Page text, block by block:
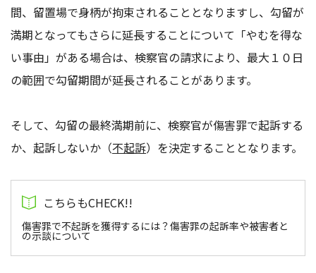
間、留置場で身柄が拘束されることとなりますし、勾留が
満期となってもさらに延長することについて「やむを得な
い事由」がある場合は、検察官の請求により、最大１０日
の範囲で勾留期間が延長されることがあります。
そして、勾留の最終満期前に、検察官が傷害罪で起訴する
か、起訴しないか（不起訴）を決定することとなります。
傷害罪で不起訴を獲得するには？傷害罪の起訴率や被害者と
の示談について